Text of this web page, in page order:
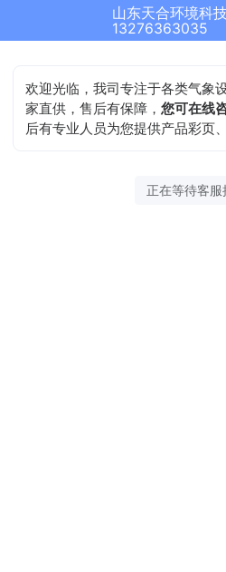
13276363035
欢迎光临，我司专注于各类气象
家直供，售后有保障，您可在线
后有专业人员为您提供产品彩页
正在等待客服